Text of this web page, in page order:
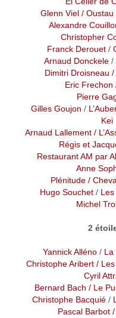
Glenn Viel /
Alexandre
Christopher
Franck Derouet/
Arnaud Donckele /
Dimitri Droisneau /
Eric Frechon
Pierre
Gilles Goujon/
Kei
Arnaud Lallement/
Régis et
Restaurant AM par
Anne
Plénitude /
Hugo Souchet / Les
Michel
2
Yannick Alléno / La
Christophe Aribert/ Les
Cyril
Bernard Bach / Le
Christophe Bacquié /
Pascal Barbot /